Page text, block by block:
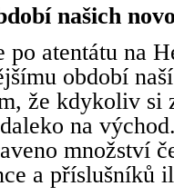
našich
po atentátu na
období
že kdykoliv si
na
množství
a příslušníků